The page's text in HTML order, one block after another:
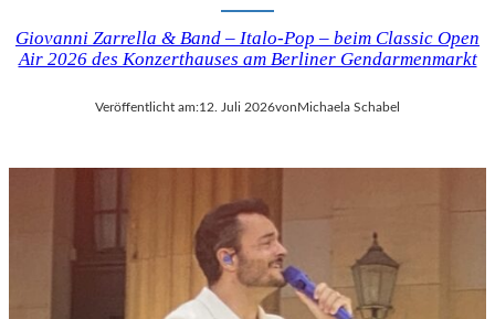
Giovanni Zarrella & Band – Italo-Pop – beim Classic Open
Air 2026 des Konzerthauses am Berliner Gendarmenmarkt
Veröffentlicht am:12. Juli 2026von Michaela Schabel